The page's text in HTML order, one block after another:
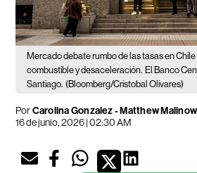
Mercado debate rumbo de las tasas en Chile
combustible y desaceleración. El Banco
Santiago. (Bloomberg/Cristobal Olivares)
PorCarolina Gonzalez - Matthew
16 de junio, 2026 | 02:30 AM